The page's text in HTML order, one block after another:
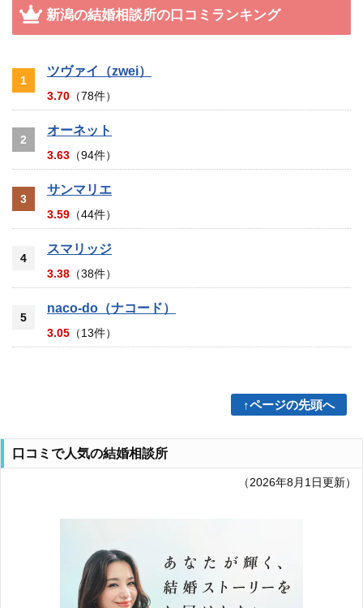
新潟の結婚相談所の口コミランキング
1
ツヴァイ（zwei）
3.70 （78件）
2
オーネット
3.63 （94件）
3
サンマリエ
3.59 （44件）
4
スマリッジ
3.38 （38件）
5
naco-do（ナコード）
3.05 （13件）
↑ページの先頭へ
口コミで人気の結婚相談所
（2026年8月1日更新）